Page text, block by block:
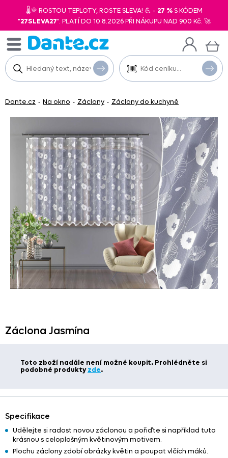
🌡️🌞 ROSTOU TEPLOTY, ROSTE SLEVA! 💪 - 27 %S KÓDEM
"27SLEVA27". PLATÍ DO 10.8.2026 PŘI NÁKUPU NAD 900 Kč. 🚀
Dante.cz - Na okno - Záclony - Záclony do kuchyně
Záclona Jasmína
Toto zboží nadále není možné koupit. Prohlédněte si
podobné produktyzde.
Specifikace
Udělejte si radost novou záclonou a pořiďte si například tuto
krásnou s celoplošným květinovým motivem.
Plochu záclony zdobí obrázky květin a poupat vlčích máků.